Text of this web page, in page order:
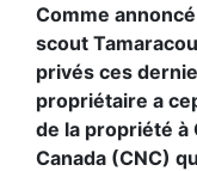
Comme
scout
privés ces
propriétaire a
de la propriété à
Canada (CNC)